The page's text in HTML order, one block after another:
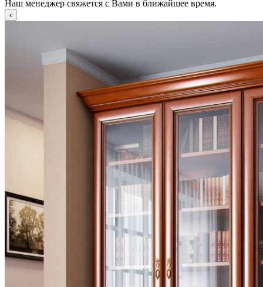
Наш менеджер свяжется с Вами в ближайшее время.